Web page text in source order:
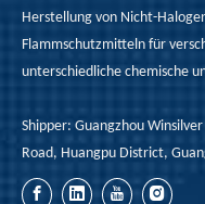
Herstellung von Nicht-
Flammschutzmitteln für
unterschiedliche chemische
Shipper: Guangzhou
Road, Huangpu District,